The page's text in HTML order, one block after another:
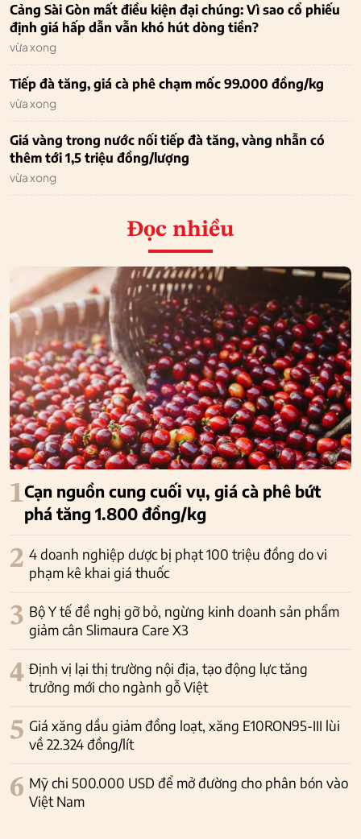
Cảng Sài Gòn mất điều kiện đại chúng: Vì sao cổ phiếu
định giá hấp dẫn vẫn khó hút dòng tiền?
vừa xong
Tiếp đà tăng, giá cà phê chạm mốc 99.000 đồng/kg
vừa xong
Giá vàng trong nước nối tiếp đà tăng, vàng nhẫn có
thêm tới 1,5 triệu đồng/lượng
vừa xong
Đọc nhiều
1Cạn nguồn cung cuối vụ, giá cà phê bứt
phá tăng 1.800 đồng/kg
2 4 doanh nghiệp dược bị phạt 100 triệu đồng do vi
phạm kê khai giá thuốc
3 Bộ Y tế đề nghị gỡ bỏ, ngừng kinh doanh sản phẩm
giảm cân Slimaura Care X3
4 Định vị lại thị trường nội địa, tạo động lực tăng
trưởng mới cho ngành gỗ Việt
5 Giá xăng dầu giảm đồng loạt, xăng E10RON95-III lùi
về 22.324 đồng/lít
6 Mỹ chi 500.000 USD để mở đường cho phân bón vào
Việt Nam